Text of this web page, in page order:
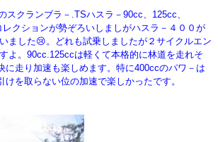
クランブラ－.TSハスラ－90cc、125cc、
クションが勢ぞろいしましがハスラ－４００が
ました😢。どれも試乗しましたが２サイクルエン
よ。90cc.125ccは軽くて本格的に林道を走れそ
走り加速も楽しめます。 特に400ccのパワ－は
を取らない位の加速で楽しかったです。